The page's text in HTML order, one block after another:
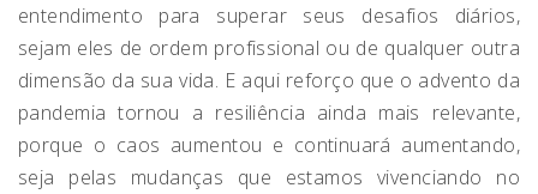
entendimento para superar seus desafios diários,
sejam eles de ordem profissional ou de qualquer outra
dimensão da sua vida. E aqui reforço que o advento da
pandemia tornou a resiliência ainda mais relevante,
porque o caos aumentou e continuará aumentando,
seja pelas mudanças que estamos vivenciando no